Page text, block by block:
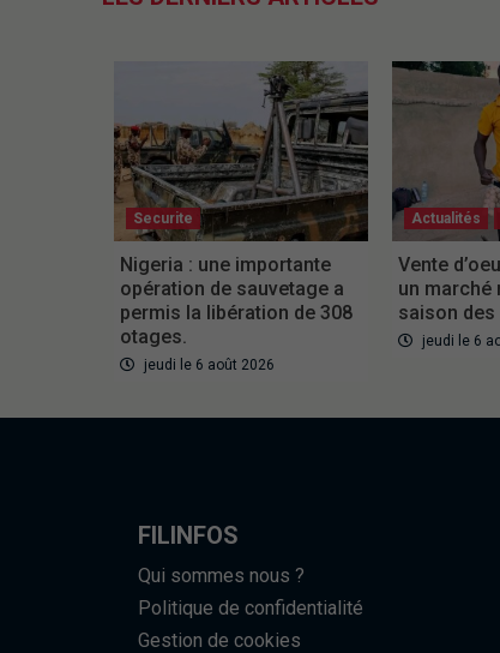
Securite
Nigeria : une importante
opération de sauvetage a
permis la libération de 308
otages.
jeudi le 6 août 2026
Actualités
Vente
un marché
saison des
jeudi le 6
FILINFOS
Qui sommes nous ?
Politique de confidentialité
Gestion de cookies